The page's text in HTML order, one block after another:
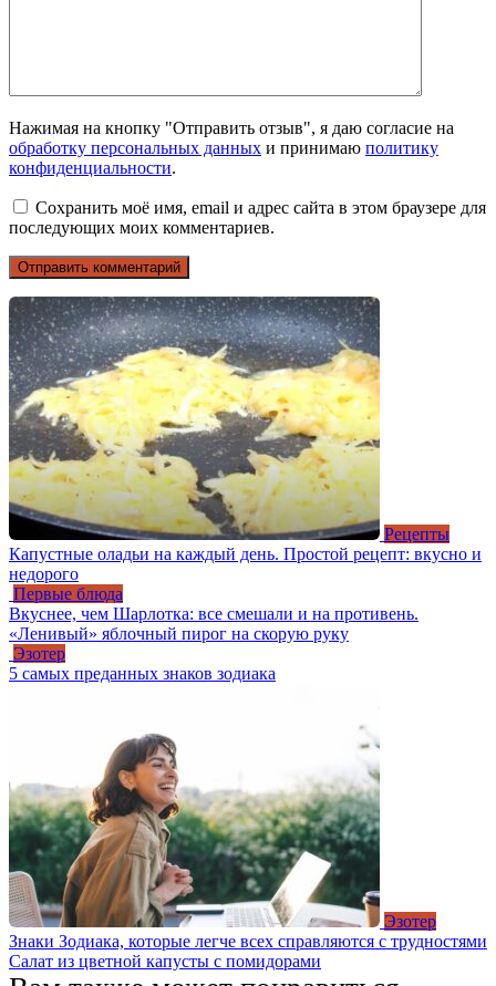
Нажимая на кнопку "Отправить отзыв", я даю согласие на
обработку персональных данных и принимаю политику
конфиденциальности.
Сохранить моё имя, email и адрес сайта в этом браузере для
последующих моих комментариев.
Рецепты
Капустные оладьи на каждый день. Простой рецепт: вкусно и
недорого
Первые блюда
Вкуснее, чем Шарлотка: все смешали и на противень.
«Ленивый» яблочный пирог на скорую руку
Эзотер
5 самых преданных знаков зодиака
Эзотер
Знаки Зодиака, которые легче всех справляются с трудностями
Салат из цветной капусты с помидорами